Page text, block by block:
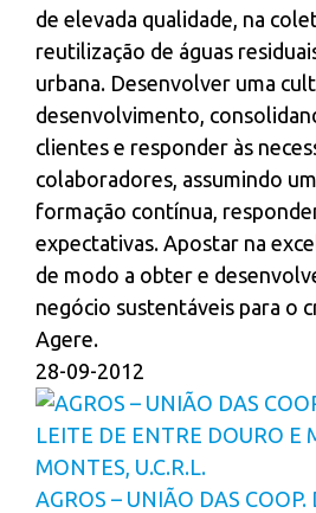
de elevada qualidade, na
reutilização de águas
urbana. Desenvolver uma
desenvolvimento,
clientes e responder às
colaboradores, assumindo
formação contínua,
expectativas. Apostar na
de modo a obter e
negócio sustentáveis para o
Agere.
28-09-2012
AGROS – UNIÃO DAS COOP.